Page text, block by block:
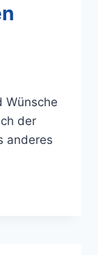
Wünsche
der
anderes